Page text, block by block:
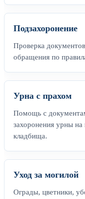
Подзахоронение
Проверка
обращения по
Урна с прахом
Помощь с
захоронения урны на
кладбища.
Уход за могилой
Ограды, цветники,